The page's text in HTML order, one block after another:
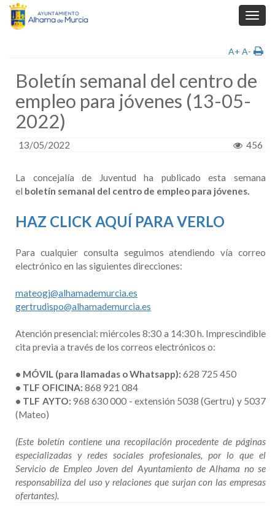
A+ A-
Boletín semanal del centro de
empleo para jóvenes (13-05-
2022)
13/05/2022 456
La concejalía de Juventud ha publicado esta semana
el boletín semanal del centro de empleo para jóvenes.
HAZ CLICK AQUÍ PARA VERLO
Para cualquier consulta seguimos atendiendo vía correo
electrónico en las siguientes direcciones:
mateogj@alhamademurcia.es
gertrudispo@alhamademurcia.es
Atención presencial: miércoles 8:30 a 14:30 h. Imprescindible
cita previa a través de los correos electrónicos o:
• MÓVIL (para llamadas o Whatsapp): 628 725 450
• TLF OFICINA: 868 921 084
• TLF AYTO: 968 630 000 - extensión 5038 (Gertru) y 5037
(Mateo)
(Este boletín contiene una recopilación procedente de páginas
especializadas y redes sociales profesionales, por lo que el
Servicio de Empleo Joven del Ayuntamiento de Alhama no se
responsabiliza del uso y relaciones que surjan con las empresas
ofertantes).